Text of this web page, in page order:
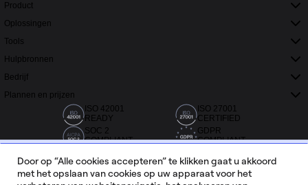
Product
Oplossingen
Tools
Hulpbronnen
Bedrijf
Plannen en prijzen
ISO 42001
READY
ISO 27001
CERTIFIED
SOC 2
COMPLIANT
GDPR
COMPLIANT
Door op “Alle cookies accepteren” te klikken gaat u akkoord
met het opslaan van cookies op uw apparaat voor het